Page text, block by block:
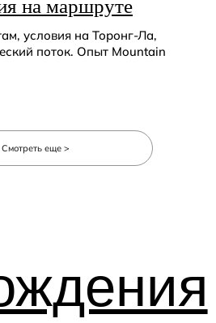
на маршруте
условия на Торонг-Ла,
поток. Опыт Mountain
Смотреть еще >